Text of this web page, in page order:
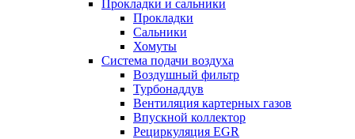
Прокладки и сальники
Прокладки
Сальники
Хомуты
Система подачи воздуха
Воздушный фильтр
Турбонаддув
Вентиляция картерных газов
Впускной коллектор
Рециркуляция EGR